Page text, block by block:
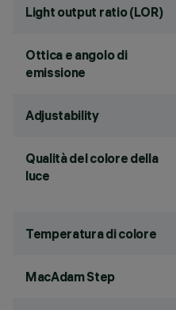
Light output ratio (LOR)
Ottica e angolo di
emissione
Adjustability
Qualità del colore della
luce
Temperatura di colore
MacAdam Step